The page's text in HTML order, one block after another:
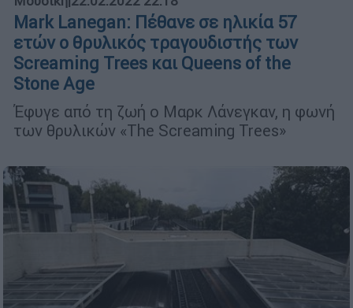
Mark Lanegan: Πέθανε σε ηλικία 57
ετών ο θρυλικός τραγουδιστής των
Screaming Trees και Queens of the
Stone Age
Έφυγε από τη ζωή ο Μαρκ Λάνεγκαν, η φωνή
των θρυλικών «The Screaming Trees»